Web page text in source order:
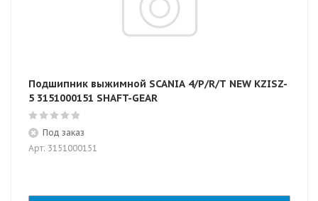
Подшипник выжимной SCANIA 4/P/R/T NEW KZISZ-
5 3151000151 SHAFT-GEAR
Под заказ
Арт: 3151000151